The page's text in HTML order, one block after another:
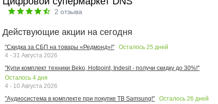
2 отзыва
Действующие акции на сегодня
"Скидка за СБП на товары «Редмонд»!" Осталось 25 дней
4 - 31 Августа 2026
"Купи комплект техники Beko, Hotpoint, Indesit - получи скидку до 30%!"
Осталось 4 дня
4 - 10 Августа 2026
"Аудиосистема в комплекте при покупке ТВ Samsung!"
Осталось 26 дней